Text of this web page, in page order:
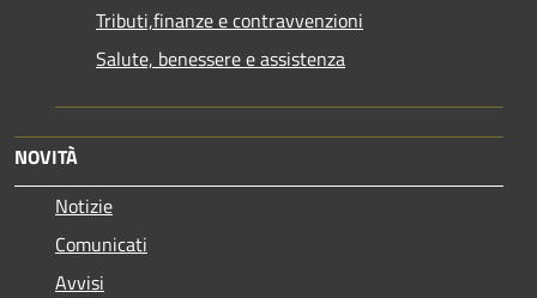
Tributi,finanze e contravvenzioni
Salute, benessere e assistenza
NOVITÀ
Notizie
Comunicati
Avvisi